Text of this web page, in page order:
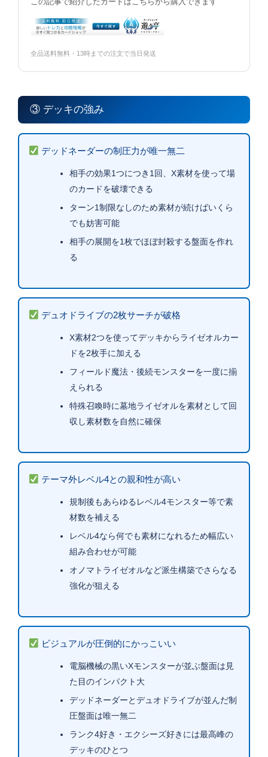
全品送料無料・13時までの注文で当日発送
③ デッキの強み
デッドネーダーの制圧力が唯一無二
相手の効果1つにつき1回、X素材を使って場
のカードを破壊できる
ターン1制限なしのため素材が続けばいくら
でも妨害可能
相手の展開を1枚でほぼ封殺する盤面を作れ
る
デュオドライブの2枚サーチが破格
X素材2つを使ってデッキからライゼオルカー
ドを2枚手に加える
フィールド魔法・後続モンスターを一度に揃
えられる
特殊召喚時に墓地ライゼオルを素材として回
収し素材数を自然に確保
テーマ外レベル4との親和性が高い
規制後もあらゆるレベル4モンスター等で素
材数を補える
レベル4なら何でも素材になれるため幅広い
組み合わせが可能
オノマトライゼオルなど派生構築でさらなる
強化が狙える
ビジュアルが圧倒的にかっこいい
電脳機械の黒いXモンスターが並ぶ盤面は見
た目のインパクト大
デッドネーダーとデュオドライブが並んだ制
圧盤面は唯一無二
ランク4好き・エクシーズ好きには最高峰の
デッキのひとつ